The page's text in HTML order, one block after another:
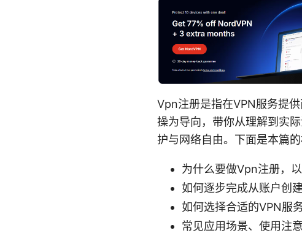
Vpn注册是指在VPN服务提
操为导向，带你从理解到实
护与网络自由。下面是本篇
为什么要做Vpn注册，
如何逐步完成从账户创
如何选择合适的VPN服
常见应用场景、使用注